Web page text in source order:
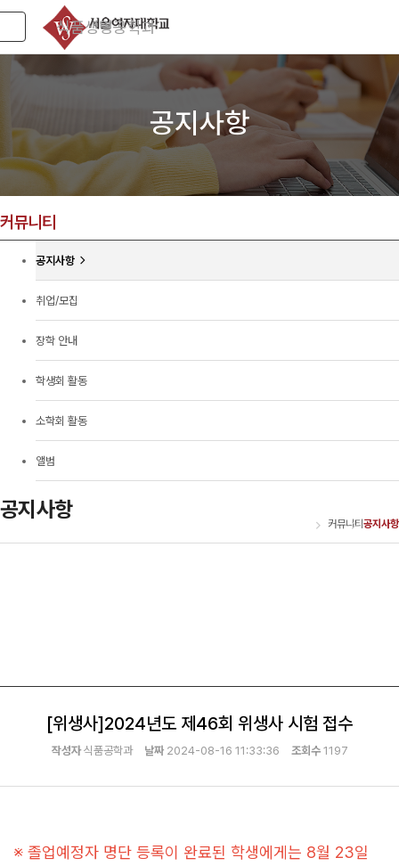
Toggle navigation
식품생명공학과
공지사항
커뮤니티
공지사항
취업/모집
장학 안내
학생회 활동
소학회 활동
앨범
공지사항
커뮤니티 공지사항
[위생사]2024년도 제46회 위생사 시험 접수
작성자식품공학과 날짜2024-08-16 11:33:36 조회수1197
※ 졸업예정자 명단 등록이 완료된 학생에게는 8월 23일